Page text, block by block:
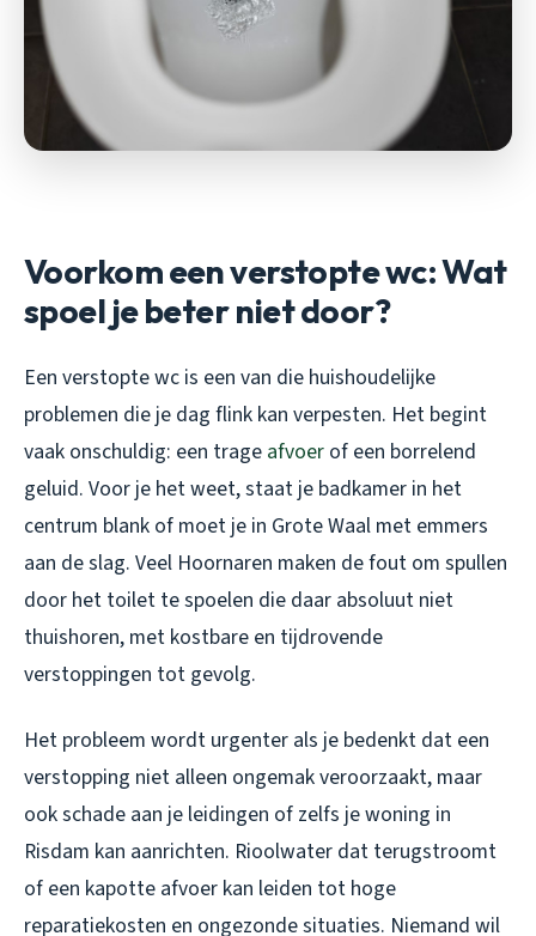
Voorkom een verstopte wc: Wat
spoel je beter niet door?
Een verstopte wc is een van die huishoudelijke
problemen die je dag flink kan verpesten. Het begint
vaak onschuldig: een trage afvoer of een borrelend
geluid. Voor je het weet, staat je badkamer in het
centrum blank of moet je in Grote Waal met emmers
aan de slag. Veel Hoornaren maken de fout om spullen
door het toilet te spoelen die daar absoluut niet
thuishoren, met kostbare en tijdrovende
verstoppingen tot gevolg.
Het probleem wordt urgenter als je bedenkt dat een
verstopping niet alleen ongemak veroorzaakt, maar
ook schade aan je leidingen of zelfs je woning in
Risdam kan aanrichten. Rioolwater dat terugstroomt
of een kapotte afvoer kan leiden tot hoge
reparatiekosten en ongezonde situaties. Niemand wil